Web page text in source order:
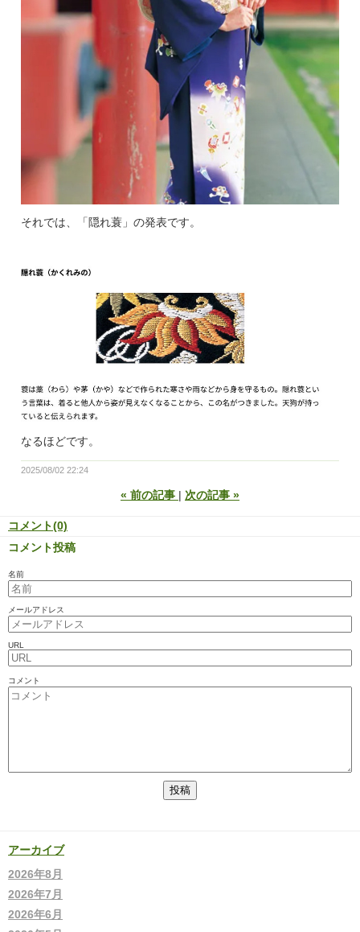
それでは、「隠れ蓑」の発表です。
なるほどです。
2025/08/02 22:24
« 前の記事 次の記事 »
コメント(0)
コメント投稿
名前
メールアドレス
URL
コメント
アーカイブ
2026年8月
2026年7月
2026年6月